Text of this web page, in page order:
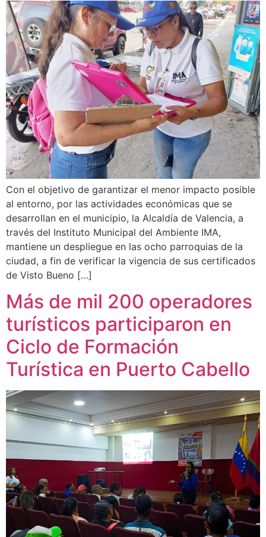
Con el objetivo de garantizar el menor impacto posible
al entorno, por las actividades económicas que se
desarrollan en el municipio, la Alcaldía de Valencia, a
través del Instituto Municipal del Ambiente IMA,
mantiene un despliegue en las ocho parroquias de la
ciudad, a fin de verificar la vigencia de sus certificados
de Visto Bueno […]
Más de mil 200 operadores
turísticos participaron en
Ciclo de Formación
Turística en Puerto Cabello